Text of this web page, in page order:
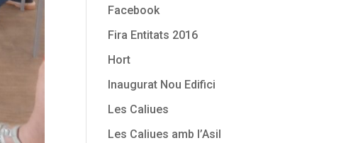
Facebook
Fira Entitats 2016
Hort
Inaugurat Nou Edifici
Les Caliues
Les Caliues amb l’Asil